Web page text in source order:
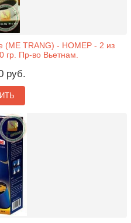
TRANG) - НОМЕР - 2 из
гр. Пр-во Вьетнам.
руб.